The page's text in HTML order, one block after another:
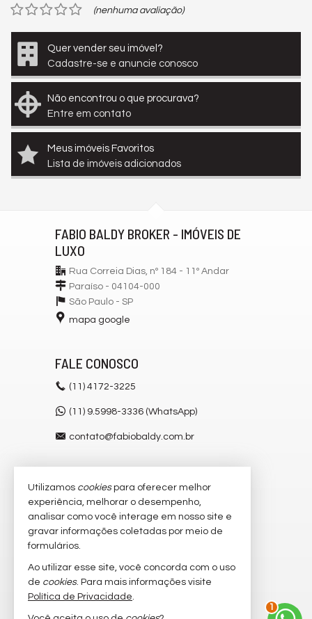
(nenhuma avaliação)
Quer vender seu imóvel?
Cadastre-se e anuncie conosco
Não encontrou o que procurava?
Entre em contato
Meus imóveis Favoritos
Lista de imóveis adicionados
FABIO BALDY BROKER - IMÓVEIS DE
LUXO
Rua Correia Dias, nº 184 - 11º Andar
Paraíso - 04104-000
São Paulo - SP
mapa google
FALE CONOSCO
(11) 4172-3225
(11) 9.5998-3336 (WhatsApp)
contato@fabiobaldy.com.br
VEJA MAIS
receba nosso newsletter
imóveis favoritos
mapa de imóveis
1
Utilizamos cookiespara oferecer melhor
experiência, melhorar o desempenho,
analisar como você interage em nosso site e
gravar informações coletadas por meio de
formulários.
Ao utilizar esse site, você concorda com o uso
de cookies. Para mais informações visite
Política de Privacidade.